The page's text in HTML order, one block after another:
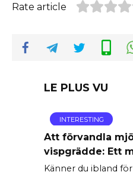
Rate article
LE PLUS VU
INTERESTING
Att förvandla
vispgrädde: Ett
Känner du ibland